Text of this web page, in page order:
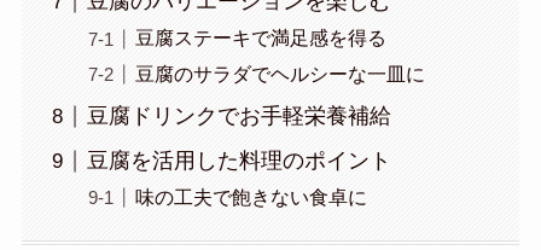
豆腐ステーキで満足感を得る
豆腐のサラダでヘルシーな一皿に
豆腐ドリンクでお手軽栄養補給
豆腐を活用した料理のポイント
味の工夫で飽きない食卓に